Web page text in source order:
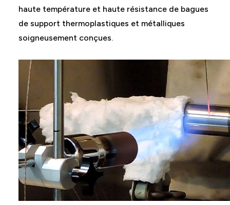
haute température et haute résistance de bagues
de support thermoplastiques et métalliques
soigneusement conçues.